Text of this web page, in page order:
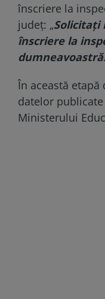
înscriere la
județ: „Solicitați
înscriere la
În această
datelor
Ministerului